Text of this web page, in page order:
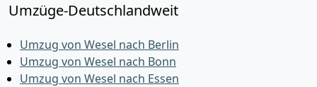
Umzüge-Deutschlandweit
Umzug von Wesel nach Berlin
Umzug von Wesel nach Bonn
Umzug von Wesel nach Essen